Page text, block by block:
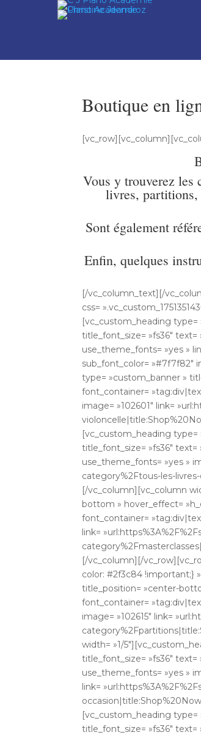
Boutique en
Vous y trouverez les
livres, partitions,
Sont également
Enfin, quelques
[/vc_column_text][/
css=
[vc_custom_heading type=
title_font_size= »fs36″
use_theme_fonts= »yes »
sub_font_color= »#7f7f82″
type= »custom_banner »
font_container=
image= »102601″ link=
[vc_custom_heading type=
title_font_size= »fs36″
use_theme_fonts= »yes »
category%2Ftous-les-
[/vc_column][vc_column
bottom » hover_effect=
font_container=
link=
[/vc_column][/
color: #2f3c84 !important;}
title_position= »center-
font_container=
image= »102615″ link=
width= »1/
title_font_size= »fs36″
use_theme_fonts= »yes »
link=
[vc_custom_heading type=
title_font_size= »fs36″